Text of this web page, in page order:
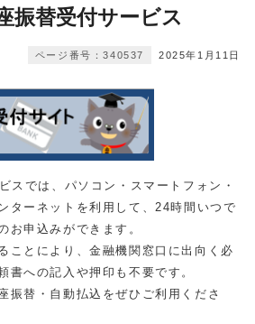
振替受付サービス
2025年1月11日
ページ番号：340537
スでは、パソコン・スマートフォン・
ターネットを利用して、24時間いつで
お申込みができます。
ことにより、金融機関窓口に出向く必
書への記入や押印も不要です。
振替・自動払込をぜひご利用くださ